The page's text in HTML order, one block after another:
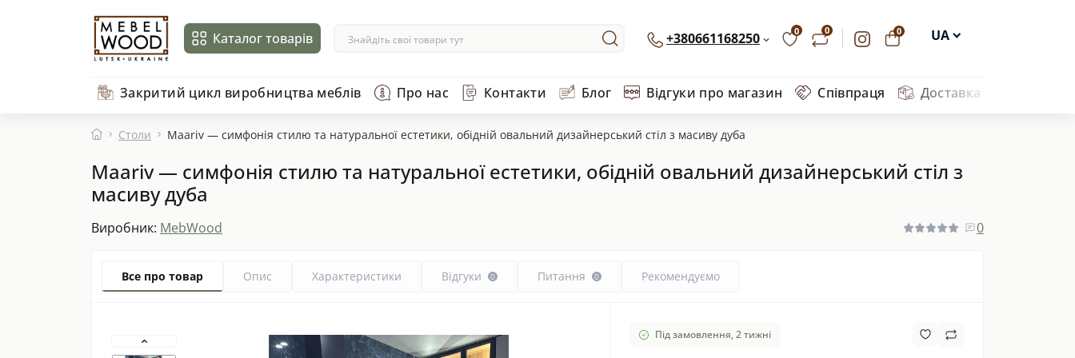
Каталог товарів +380661168250 0 0 0 UA
DE
Закритий цикл виробництва меблів Про нас Контакти Блог Відгуки про магазин Співпраця Доставка та оплата
Столи Maariv — симфонія стилю та натуральної естетики, обідній овальний дизайнерський стіл з масиву дуба
Maariv — симфонія стилю та натуральної естетики, обідній овальний дизайнерський стіл з
масиву дуба
Виробник: MebWood 0
Все про товар Опис Характеристики Відгуки 0 Питання 0 Рекомендуємо
Під замовлення, 2 тижні